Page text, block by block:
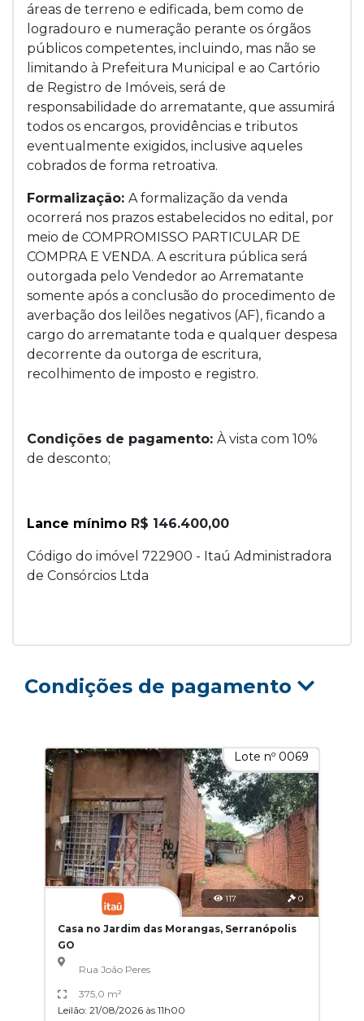
áreas de terreno e edificada, bem como de
logradouro e numeração perante os órgãos
públicos competentes, incluindo, mas não se
limitando à Prefeitura Municipal e ao Cartório
de Registro de Imóveis, será de
responsabilidade do arrematante, que assumirá
todos os encargos, providências e tributos
eventualmente exigidos, inclusive aqueles
cobrados de forma retroativa.
Formalização: A formalização da venda
ocorrerá nos prazos estabelecidos no edital, por
meio de COMPROMISSO PARTICULAR DE
COMPRA E VENDA. A escritura pública será
outorgada pelo Vendedor ao Arrematante
somente após a conclusão do procedimento de
averbação dos leilões negativos (AF), ficando a
cargo do arrematante toda e qualquer despesa
decorrente da outorga de escritura,
recolhimento de imposto e registro.
Condições de pagamento: À vista com 10%
de desconto;
Lance mínimo R$ 146.400,00
Código do imóvel 722900 - Itaú Administradora
de Consórcios Ltda
Condições de pagamento
Lote nº 0069
117 0
Casa no Jardim das Morangas, Serranópolis
GO
Rua João Peres
375,0 m²
Leilão: 21/08/2026 às 11h00